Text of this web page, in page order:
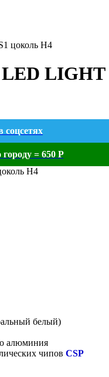
цоколь H4
LIGHT
соцсетях
= 650 Р
белый)
алюминия
чипов CSP